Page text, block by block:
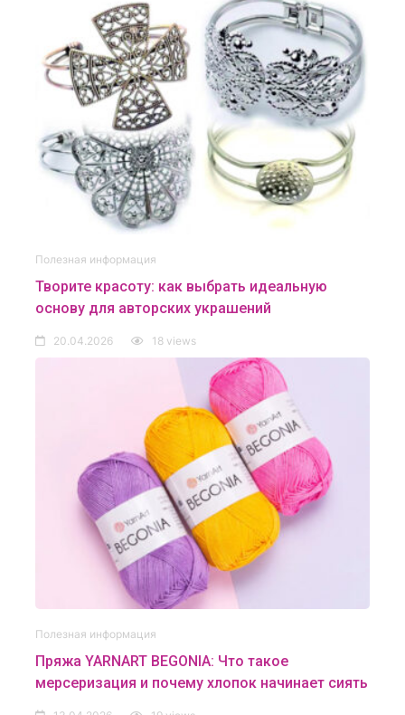
Полезная информация
Творите красоту: как выбрать идеальную
основу для авторских украшений
20.04.2026 18 views
Полезная информация
Пряжа YARNART BEGONIA: Что такое
мерсеризация и почему хлопок начинает сиять